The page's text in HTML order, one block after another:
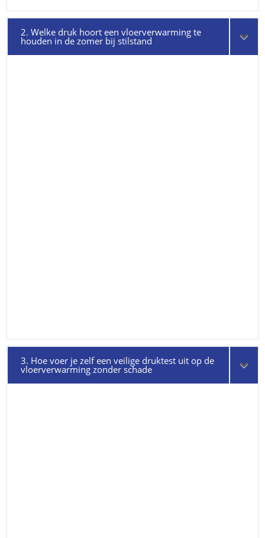
2. Welke druk hoort een vloerverwarming te
houden in de zomer bij stilstand
3. Hoe voer je zelf een veilige druktest uit op de
vloerverwarming zonder schade